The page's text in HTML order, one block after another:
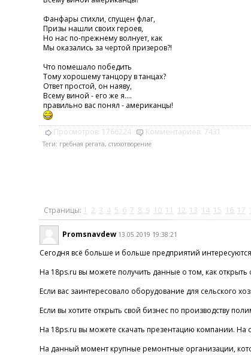
Фанфары стихли, спущен флаг,
Призы нашли своих героев,
Но нас по-прежнему волнует, как
Мы оказались за чертой призеров?!
Что помешало победить
Тому хорошему танцору в танцах?
Ответ простой, он наяву,
Всему виной - его же я....
правильно вас понял - американцы!
Просмотров: 1766224 Комментариев: 7431
Теги: гребная регата, стихотворение
Страницы: 1 2 3 4 5 6 7 8 9 10 11 12 13 14 15 16 17
Promsnavdew 13.05.2019 19:38:21
Сегодня всё больше и больше предприятий
На 18ps.ru вы можете получить данные о том, как
Если вас заинтересовало оборудование для сельского
Если вы хотите открыть свой бизнес по производству
На 18ps.ru вы можете скачать презентацию компании. На
На данный момент крупные ремонтные организации,